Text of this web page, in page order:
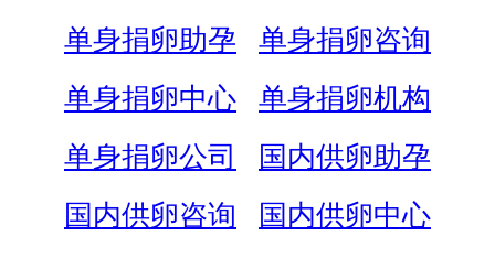
单身捐卵助孕
单身捐卵咨询
单身捐卵中心
单身捐卵机构
单身捐卵公司
国内供卵助孕
国内供卵咨询
国内供卵中心